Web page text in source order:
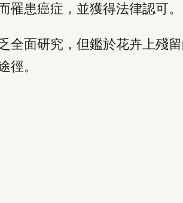
患癌症，並獲得法律認可。
全面研究，但鑑於花卉上殘
徑。